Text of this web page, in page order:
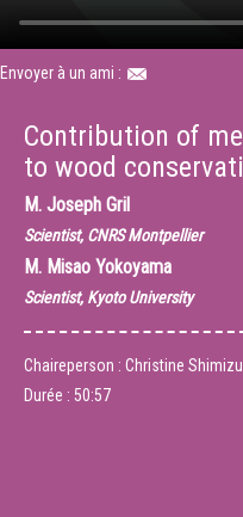
Envoyer à un ami :
Contribution of
to wood
M. Joseph Gril
Scientist, CNRS Montpellier
M. Misao Yokoyama
Scientist, Kyoto University
Chaireperson : Christine
Durée : 50:57